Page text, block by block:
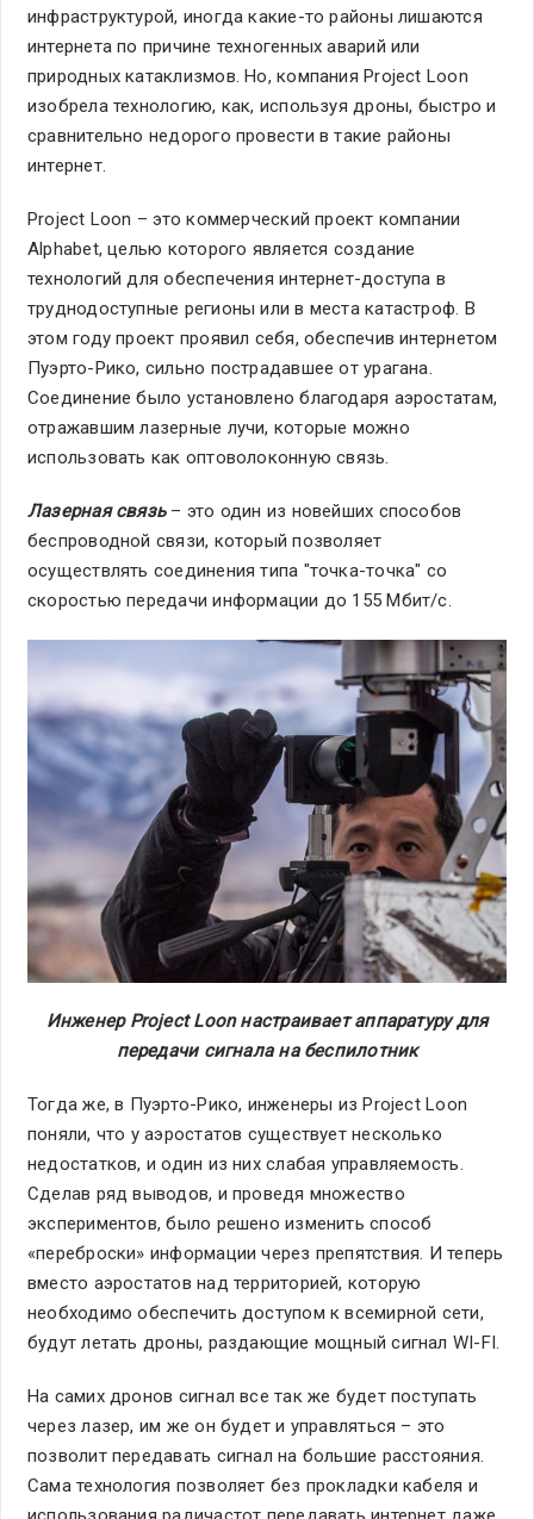
инфраструктурой, иногда какие-то районы лишаются
интернета по причине техногенных аварий или
природных катаклизмов. Но, компания Project Loon
изобрела технологию, как, используя дроны, быстро и
сравнительно недорого провести в такие районы
интернет.
Project Loon – это коммерческий проект компании
Alphabet, целью которого является создание
технологий для обеспечения интернет-доступа в
труднодоступные регионы или в места катастроф. В
этом году проект проявил себя, обеспечив интернетом
Пуэрто-Рико, сильно пострадавшее от урагана.
Соединение было установлено благодаря аэростатам,
отражавшим лазерные лучи, которые можно
использовать как оптоволоконную связь.
Лазерная связь– это один из новейших способов
беспроводной связи, который позволяет
осуществлять соединения типа "точка-точка" со
скоростью передачи информации до 155 Мбит/с.
Инженер Project Loon настраивает аппаратуру для
передачи сигнала на беспилотник
Тогда же, в Пуэрто-Рико, инженеры из Project Loon
поняли, что у аэростатов существует несколько
недостатков, и один из них слабая управляемость.
Сделав ряд выводов, и проведя множество
экспериментов, было решено изменить способ
«переброски» информации через препятствия. И теперь
вместо аэростатов над территорией, которую
необходимо обеспечить доступом к всемирной сети,
будут летать дроны, раздающие мощный сигнал WI-FI.
На самих дронов сигнал все так же будет поступать
через лазер, им же он будет и управляться – это
позволит передавать сигнал на большие расстояния.
Сама технология позволяет без прокладки кабеля и